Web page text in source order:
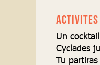
Un
Cyclades
Tu